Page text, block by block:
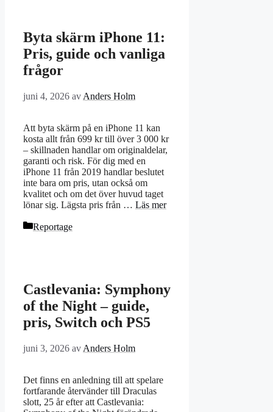
Byta skärm iPhone 11:
Pris, guide och vanliga
frågor
juni 4, 2026 av Anders Holm
Att byta skärm på en iPhone 11 kan
kosta allt från 699 kr till över 3 000 kr
– skillnaden handlar om originaldelar,
garanti och risk. För dig med en
iPhone 11 från 2019 handlar beslutet
inte bara om pris, utan också om
kvalitet och om det över huvud taget
lönar sig. Lägsta pris från … Läs mer
Kategorier
Reportage
Castlevania: Symphony
of the Night – guide,
pris, Switch och PS5
juni 3, 2026 av Anders Holm
Det finns en anledning till att spelare
fortfarande återvänder till Draculas
slott, 25 år efter att Castlevania: